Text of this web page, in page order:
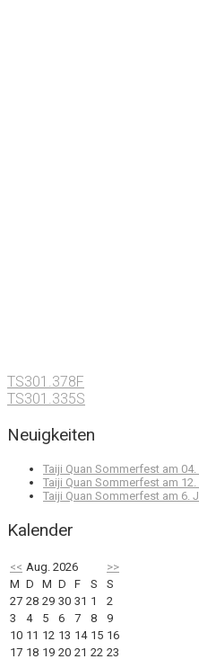
TS301.378F
TS301.335S
Neuigkeiten
Taiji Quan Sommerfest am
Taiji Quan Sommerfest am
Taiji Quan Sommerfest am 6.
Kalender
<< Aug. 2026
>>
M D M D F S
S
27 28 29 30 31 1
2
3
4 5 6 7 8
9
10 11 12 13 14 15 16
17 18 19 20 21 22 23